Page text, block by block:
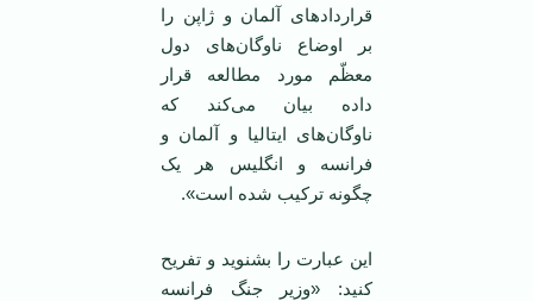
قراردادهای آلمان و ژاپن را
بر اوضاع ناوگان‌های دول
معظّم مورد مطالعه قرار
داده بیان می‌کند که
ناوگان‌های ایتالیا و آلمان و
فرانسه و انگلیس هر یک
چگونه ترکیب شده است».
این عبارت را بشنوید و تفریح
کنید: «وزیر جنگ فرانسه